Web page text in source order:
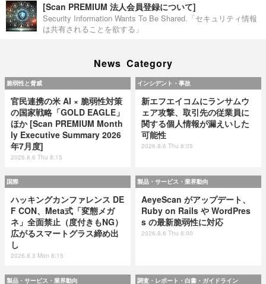
[Scan PREMIUM 法人会員登録について]
Security Information Wants To Be Shared.「セキュリティ情報
は共有されることを欲する」
News Category
脆弱性と脅威
官民連携の米 AI × 脆弱性対策
の国家戦略「GOLD EAGLE」
ほか [Scan PREMIUM Month
ly Executive Summary 2026
年7月度]
2026.8.6 Thu 8:15
インシデント・事故
新エフエイコムにランサムウ
ェア攻撃、取引先の従業員に
関する個人情報が漏えいした
可能性
2026.8.6 Thu 8:05
国際
ハッキングカンファレンス DE
F CON、Meta式「変態メガ
ネ」全面禁止（度付きもNG）
広がるスマートグラス締め出
し
2026.8.3 Mon 8:15
製品・サービス・業界動向
AeyeScan がアップデート、
Ruby on Rails や WordPres
s の最新脆弱性に対応
2026.8.6 Thu 8:00
製品・サービス・業界動向 調査・レポート・白書・ガイドライン